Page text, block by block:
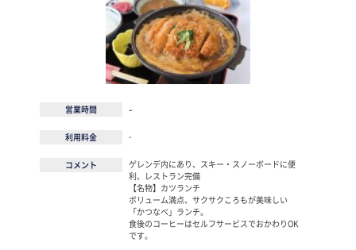
営業時間 -
利用料金 -
コメント
ゲレンデ内にあり、スキー・スノーボードに便
利、レストラン完備
【名物】カツランチ
ボリューム満点、サクサクころもが美味しい
「かつなべ」ランチ。
食後のコーヒーはセルフサービスでおかわりOK
です。